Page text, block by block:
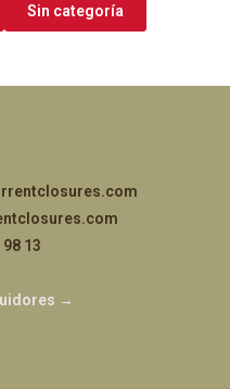
Sin categoría
13
→